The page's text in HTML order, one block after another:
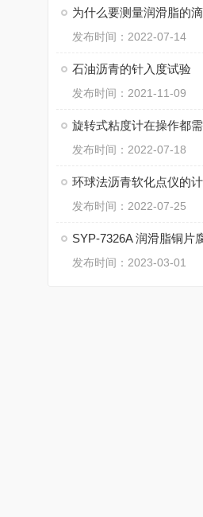
为什么要测量润滑脂的
发布时间：2022-07-14
石油沥青的针入度试验
发布时间：2021-11-09
发布时间：2022-07-18
环球法沥青软化点仪的
发布时间：2022-07-25
发布时间：2023-03-01